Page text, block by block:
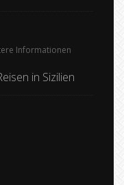
Informationen
in Sizilien